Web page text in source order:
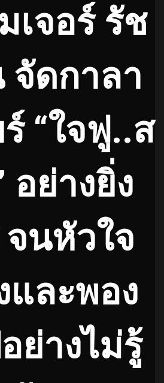
เจอร์ รัช
จัดกาลา
“ใจฟู..ส
อย่างยิ่ง
นหัวใจ
ละพอง
ย่างไม่รู้